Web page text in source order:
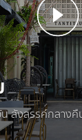
สังสรรค์กลางคื